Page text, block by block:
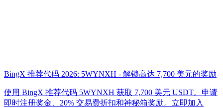
BingX 推荐代码 2026: 5WYNXH - 解锁高达 7,700 美元的奖励
使用 BingX 推荐代码 5WYNXH 获取 7,700 美元 USDT。申请
即时注册奖金、20% 交易费折扣和神秘箱奖励。立即加入